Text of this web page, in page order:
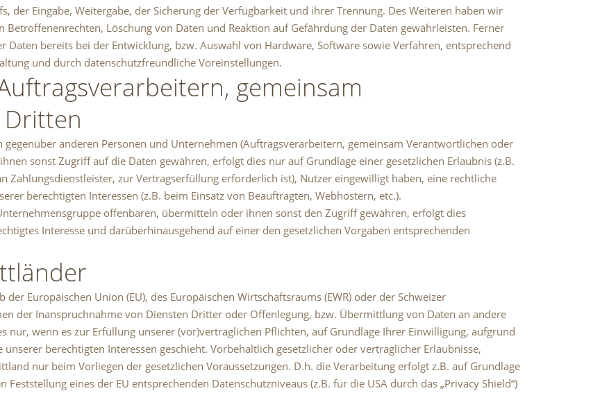
der Eingabe, Weitergabe, der Sicherung der Verfügbarkeit und ihrer Trennung. Des Weiteren haben wir
Löschung von Daten und Reaktion auf Gefährdung der Daten gewährleisten. Ferner
Daten bereits bei der Entwicklung, bzw. Auswahl von Hardware, Software sowie Verfahren, entsprechend
und durch datenschutzfreundliche Voreinstellungen.
gemeinsam
anderen Personen und Unternehmen (Auftragsverarbeitern, gemeinsam Verantwortlichen oder
sonst Zugriff auf die Daten gewähren, erfolgt dies nur auf Grundlage einer gesetzlichen Erlaubnis (z.B.
Zahlungsdienstleister, zur Vertragserfüllung erforderlich ist), Nutzer eingewilligt haben, eine rechtliche
berechtigten Interessen (z.B. beim Einsatz von Beauftragten, Webhostern, etc.).
offenbaren, übermitteln oder ihnen sonst den Zugriff gewähren, erfolgt dies
Interesse und darüberhinausgehend auf einer den gesetzlichen Vorgaben entsprechenden
Europäischen Union (EU), des Europäischen Wirtschaftsraums (EWR) oder der Schweizer
der Inanspruchnahme von Diensten Dritter oder Offenlegung, bzw. Übermittlung von Daten an andere
nur, wenn es zur Erfüllung unserer (vor)vertraglichen Pflichten, auf Grundlage Ihrer Einwilligung, aufgrund
berechtigten Interessen geschieht. Vorbehaltlich gesetzlicher oder vertraglicher Erlaubnisse,
nur beim Vorliegen der gesetzlichen Voraussetzungen. D.h. die Verarbeitung erfolgt z.B. auf Grundlage
eines der EU entsprechenden Datenschutzniveaus (z.B. für die USA durch das „Privacy Shield“)